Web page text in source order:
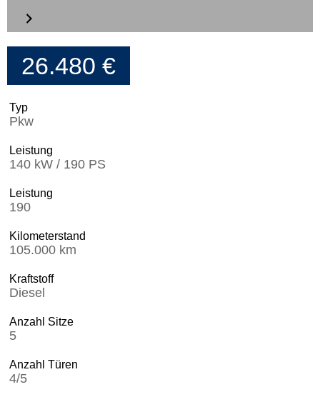
26.480 €
Typ
Pkw
Leistung
140 kW / 190 PS
Leistung
190
Kilometerstand
105.000 km
Kraftstoff
Diesel
Anzahl Sitze
5
Anzahl Türen
4/5